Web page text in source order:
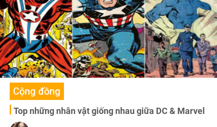
Cộng đồng
Top những nhân vật giống nhau giữa DC & Marvel